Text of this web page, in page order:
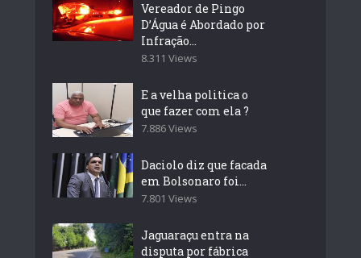
Vereador de Pingo
D’Água é Abordado por
Infração...
8.311 Views
E a velha politica o
que fazer com ela ?
7.886 Views
Daciolo diz que facada
em Bolsonaro foi...
7.801 Views
Jaguaraçu entra na
disputa por fábrica